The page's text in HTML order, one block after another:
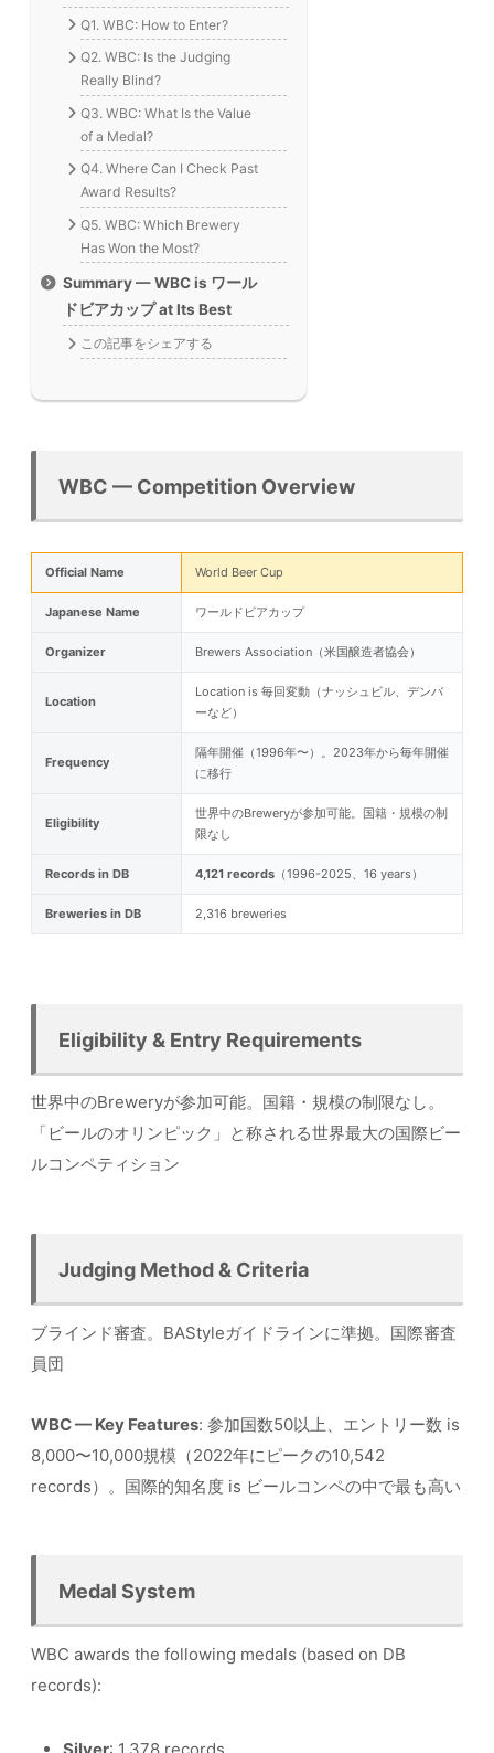
Q1. WBC: How to Enter?
Q2. WBC: Is the Judging
Really Blind?
Q3. WBC: What Is the Value
of a Medal?
Q4. Where Can I Check Past
Award Results?
Q5. WBC: Which Brewery
Has Won the Most?
Summary — WBC is ワール
ドビアカップ at Its Best
この記事をシェアする
WBC — Competition Overview
Official Name World Beer Cup
Japanese Name ワールドビアカップ
Organizer Brewers Association（米国醸造者協会）
Location
Location is 毎回変動（ナッシュビル、デンバ
ーなど）
Frequency
隔年開催（1996年〜）。2023年から毎年開催
に移行
Eligibility
世界中のBreweryが参加可能。国籍・規模の制
限なし
Records in DB 4,121 records （1996-2025、16 years）
Breweries in DB 2,316 breweries
Eligibility & Entry Requirements
世界中のBreweryが参加可能。国籍・規模の制限なし。
「ビールのオリンピック」と称される世界最大の国際ビー
ルコンペティション
Judging Method & Criteria
ブラインド審査。BAStyleガイドラインに準拠。国際審査
員団
WBC — Key Features: 参加国数50以上、エントリー数 is
8,000〜10,000規模（2022年にピークの10,542
records）。国際的知名度 is ビールコンペの中で最も高い
Medal System
WBC awards the following medals (based on DB
records):